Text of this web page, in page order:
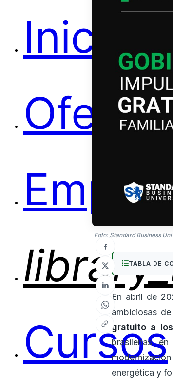
Inicio
Cursos
Foto: Standard Business
TABLA DE
En abril de
ambiciosas
gratuito a
brasileñas
energética y